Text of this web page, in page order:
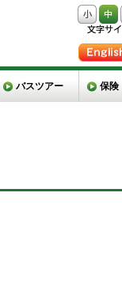
バスツアー 保険